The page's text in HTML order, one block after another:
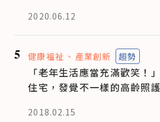
2020.06.12
5 健康福祉 產業創新 趨勢
「老年生活應當充滿歡笑！
住宅，發覺不一樣的高齡照
2018.02.15